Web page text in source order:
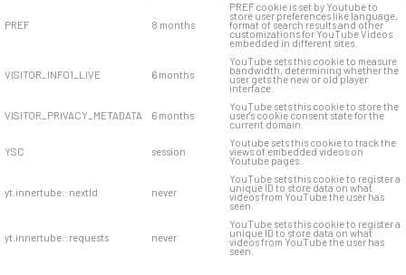
PREF 8 months
PREF cookie is set by Youtube to
store user preferences like language,
format of search results and other
customizations for YouTube Videos
embedded in different sites.
VISITOR_INFO1_LIVE 6 months
YouTube sets this cookie to measure
bandwidth, determining whether the
user gets the new or old player
interface.
VISITOR_PRIVACY_METADATA 6 months
YouTube sets this cookie to store the
user's cookie consent state for the
current domain.
YSC session
Youtube sets this cookie to track the
views of embedded videos on
Youtube pages.
yt.innertube::nextId never
YouTube sets this cookie to register a
unique ID to store data on what
videos from YouTube the user has
seen.
yt.innertube::requests never
YouTube sets this cookie to register a
unique ID to store data on what
videos from YouTube the user has
seen.